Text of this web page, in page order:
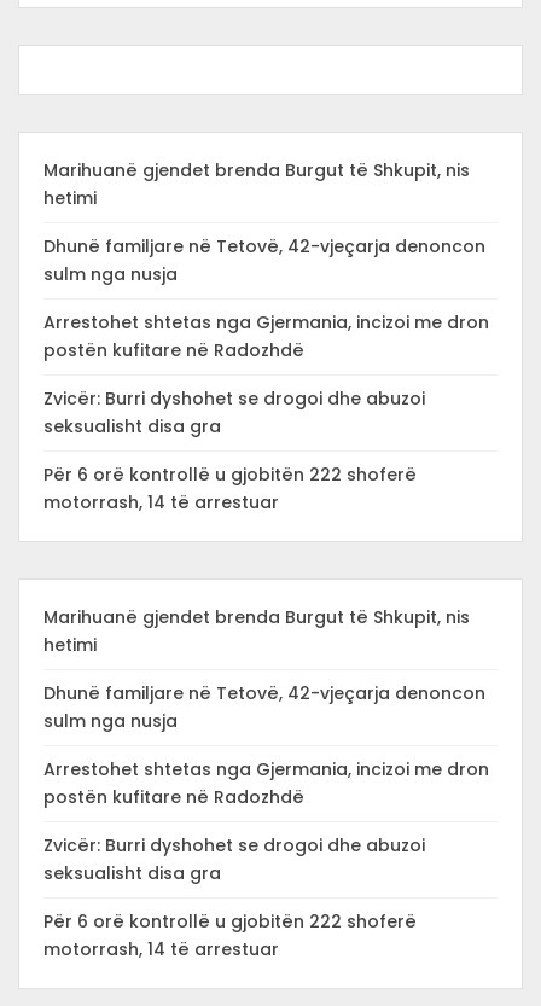
Marihuanë gjendet brenda Burgut të Shkupit, nis
hetimi
Dhunë familjare në Tetovë, 42-vjeçarja denoncon
sulm nga nusja
Arrestohet shtetas nga Gjermania, incizoi me dron
postën kufitare në Radozhdë
Zvicër: Burri dyshohet se drogoi dhe abuzoi
seksualisht disa gra
Për 6 orë kontrollë u gjobitën 222 shoferë
motorrash, 14 të arrestuar
Marihuanë gjendet brenda Burgut të Shkupit, nis
hetimi
Dhunë familjare në Tetovë, 42-vjeçarja denoncon
sulm nga nusja
Arrestohet shtetas nga Gjermania, incizoi me dron
postën kufitare në Radozhdë
Zvicër: Burri dyshohet se drogoi dhe abuzoi
seksualisht disa gra
Për 6 orë kontrollë u gjobitën 222 shoferë
motorrash, 14 të arrestuar